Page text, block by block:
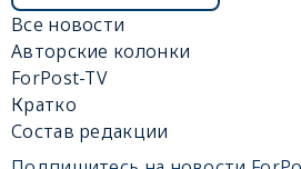
Все новости
Авторские колонки
ForPost-TV
Кратко
Состав редакции